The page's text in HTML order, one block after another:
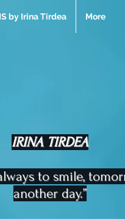
by Irina Tirdea More
IRINA TIRDEA
to smile,
another day.”